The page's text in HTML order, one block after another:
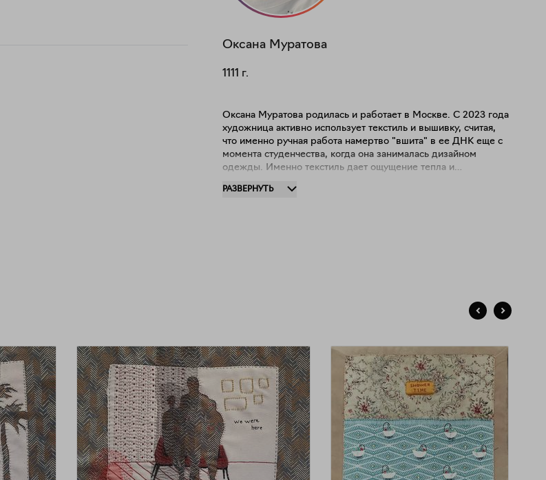
Оксана Муратова
1111 г.
Оксана Муратова родилась и работает в Москве. С 2023 года
художница активно использует текстиль и вышивку, считая,
что именно ручная работа намертво "вшита" в ее ДНК еще с
момента студенчества, когда она занималась дизайном
одежды. Именно текстиль дает ощущение тепла и
сложные формы, мимикрируя практически под любую
РАЗВЕРНУТЬ